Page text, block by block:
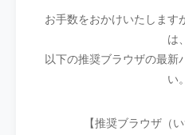
お手数をおかけいたします
は、
以下の推奨ブラウザの最新
い。
【推奨ブラウザ（